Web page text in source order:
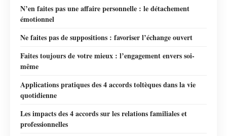
N’en faites pas une affaire personnelle : le détachement
émotionnel
Ne faites pas de suppositions : favoriser l’échange ouvert
Faites toujours de votre mieux : l’engagement envers soi-
même
Applications pratiques des 4 accords toltèques dans la vie
quotidienne
Les impacts des 4 accords sur les relations familiales et
professionnelles